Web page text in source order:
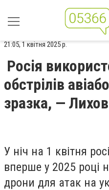
21:05, 1 квітня 2025 р.
Росія
обстрілів
зразка, —
У ніч на 1 квітня
вперше у 2025 році
дрони для атак на